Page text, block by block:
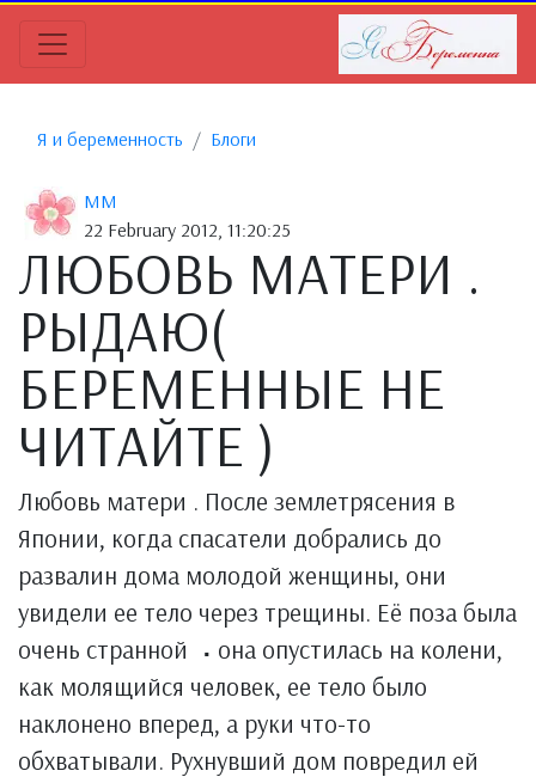
Я и беременность Блоги
MM
22 February 2012, 11:20:25
ЛЮБОВЬ МАТЕРИ .
РЫДАЮ(
БЕРЕМЕННЫЕ НЕ
ЧИТАЙТЕ )
Любовь матери . После землетрясения в
Японии, когда спасатели добрались до
развалин дома молодой женщины, они
увидели ее тело через трещины. Её поза была
очень странной ⠠ она опустилась на колени,
как молящийся человек, ее тело было
наклонено вперед, а руки что-то
обхватывали. Рухнувший дом повредил ей